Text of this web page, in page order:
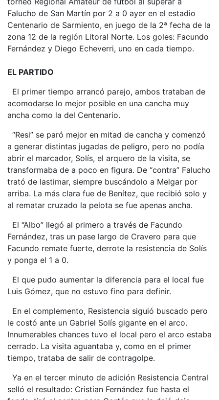
Falucho de San Martín por 2 a 0 ayer en el estadio
Centenario de Sarmiento, en juego de la 2ª fecha de la
zona 12 de la región Litoral Norte. Los goles: Facundo
Fernández y Diego Echeverri, uno en cada tiempo.
EL PARTIDO
El primer tiempo arrancó parejo, ambos trataban de
acomodarse lo mejor posible en una cancha muy
ancha como la del Centenario.
“Resi” se paró mejor en mitad de cancha y comenzó
a generar distintas jugadas de peligro, pero no podía
abrir el marcador, Solís, el arquero de la visita, se
transformaba de a poco en figura. De “contra” Falucho
trató de lastimar, siempre buscándolo a Melgar por
arriba. La más clara fue de Benítez, que recibió solo y
al rematar cruzado la pelota se fue apenas ancha.
El “Albo” llegó al primero a través de Facundo
Fernández, tras un pase largo de Cravero para que
Facundo remate fuerte, derrote la resistencia de Solís
y ponga el 1 a 0.
El que pudo aumentar la diferencia para el local fue
Luis Gómez, que no estuvo fino para definir.
En el complemento, Resistencia siguió buscado pero
le costó ante un Gabriel Solís gigante en el arco.
Innumerables chances tuvo el local pero el arco estaba
cerrado. La visita aguantaba y, como en el primer
tiempo, trataba de salir de contragolpe.
Ya en el tercer minuto de adición Resistencia Central
selló el resultado: Cristian Fernández fue hasta el